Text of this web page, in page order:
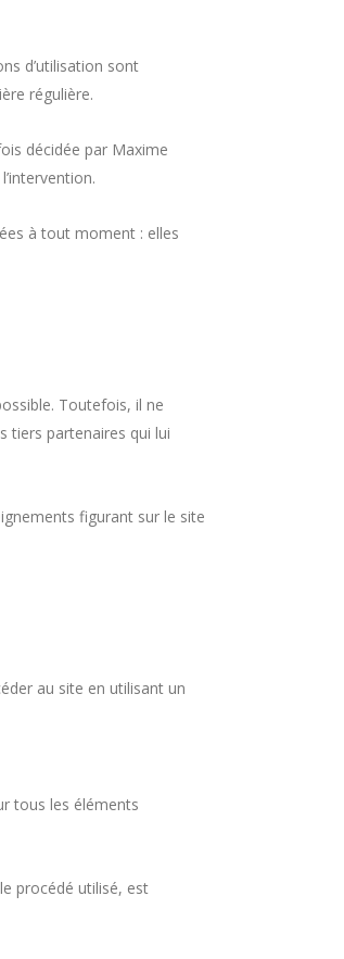
d’utilisation sont
régulière.
décidée par Maxime
à tout moment : elles
Toutefois, il ne
tiers partenaires qui lui
figurant sur le site
au site en utilisant un
tous les éléments
procédé utilisé, est